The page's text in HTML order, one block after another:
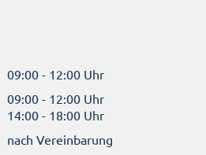
09:00 - 12:00 Uhr
09:00 - 12:00 Uhr
14:00 - 18:00 Uhr
nach Vereinbarung